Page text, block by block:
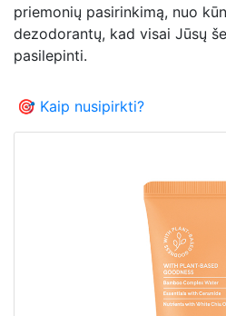
priemonių pasirinkimą, nuo
dezodorantų, kad visai Jūsų
pasilepinti.
🎯 Kaip nusipirkti?